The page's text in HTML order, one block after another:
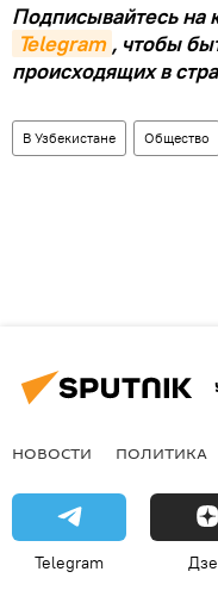
Подписывайтесь на
Telegram , чтобы
происходящих в
В Узбекистане Общество
НОВОСТИ ПОЛИТИКА
Telegram